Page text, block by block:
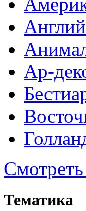
Ар-
Смотреть
Тематика